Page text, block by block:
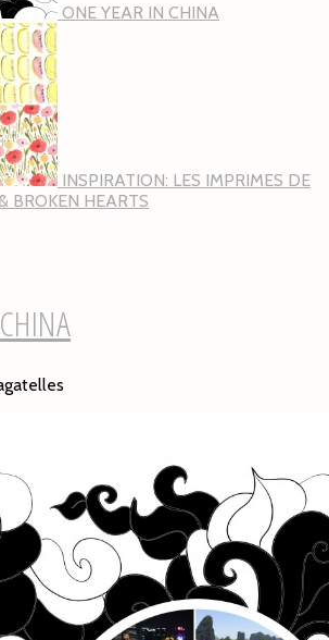
ONE YEAR IN CHINA
INSPIRATION: LES IMPRIMES DE
BROKEN HEARTS